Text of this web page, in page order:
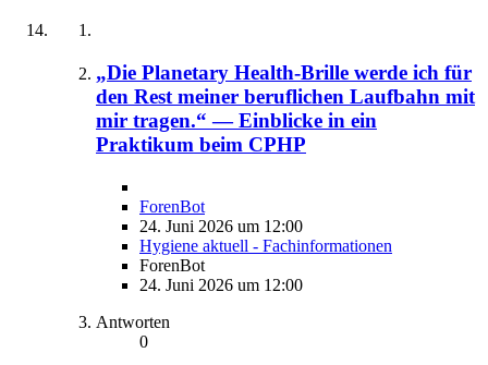
„Die Planetary Health-Brille werde ich für
den Rest meiner beruflichen Laufbahn mit
mir tragen.“ — Einblicke in ein
Praktikum beim CPHP
ForenBot
24. Juni 2026 um 12:00
Hygiene aktuell - Fachinformationen
ForenBot
24. Juni 2026 um 12:00
Antworten
0